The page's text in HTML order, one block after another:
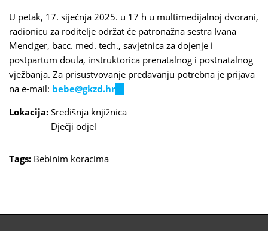
U petak, 17. siječnja 2025. u 17 h u multimedijalnoj dvorani,
radionicu za roditelje održat će patronažna sestra Ivana
Menciger, bacc. med. tech., savjetnica za dojenje i
postpartum doula, instruktorica prenatalnog i postnatalnog
vježbanja. Za prisustvovanje predavanju potrebna je prijava
na e-mail: bebe@gkzd.hr
e-
Lokacija: Središnja knjižnica
Dječji odjel
Tags: Bebinim koracima